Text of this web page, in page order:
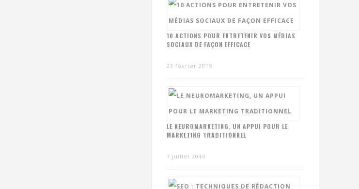
10 ACTIONS POUR ENTRETENIR VOS MÉDIAS
SOCIAUX DE FAÇON EFFICACE
23 février 2015
LE NEUROMARKETING, UN APPUI POUR LE
MARKETING TRADITIONNEL
7 juillet 2014